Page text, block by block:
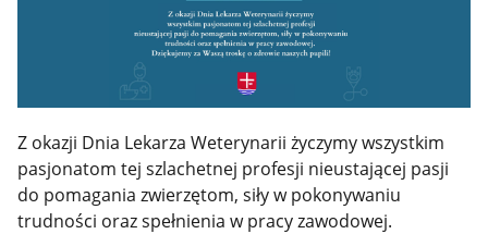
Z okazji Dnia Lekarza Weterynarii życzymy wszystkim
pasjonatom tej szlachetnej profesji nieustającej pasji
do pomagania zwierzętom, siły w pokonywaniu
trudności oraz spełnienia w pracy zawodowej.